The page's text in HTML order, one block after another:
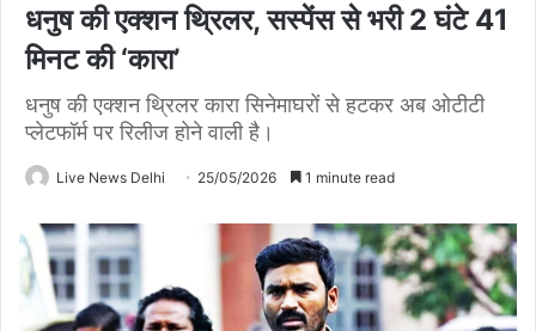
धनुष की एक्शन थ्रिलर, सस्पेंस से भरी 2 घंटे 41
मिनट की ‘कारा’
धनुष की एक्शन थ्रिलर कारा सिनेमाघरों से हटकर अब ओटीटी
प्लेटफॉर्म पर रिलीज होने वाली है।
Live News Delhi 25/05/2026 1 minute read